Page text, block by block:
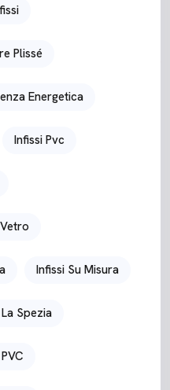
Plissé
Energetica
Infissi Pvc
Infissi Su Misura
Spezia